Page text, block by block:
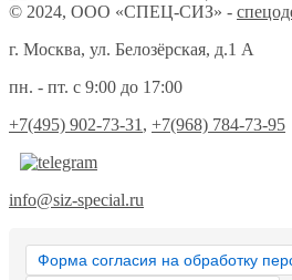
© 2024, ООО «СПЕЦ-СИЗ» -
г. Москва, ул. Белозёрская, д.1 А
пн. - пт. с 9:00 до 17:00
+7(495) 902-73-31 , +7(968) 784-73-95
info@siz-special.ru
Форма согласия на обработку